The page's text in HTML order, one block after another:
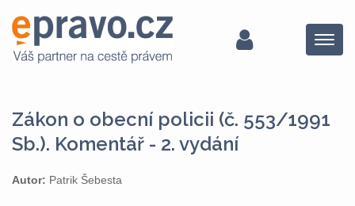
Menu
Zákon o obecní policii (č. 553/1991
Sb.). Komentář - 2. vydání
Autor: Patrik Šebesta